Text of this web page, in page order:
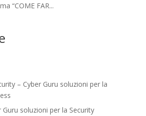
“COME FAR...
– Cyber Guru soluzioni per la
Guru soluzioni per la Security